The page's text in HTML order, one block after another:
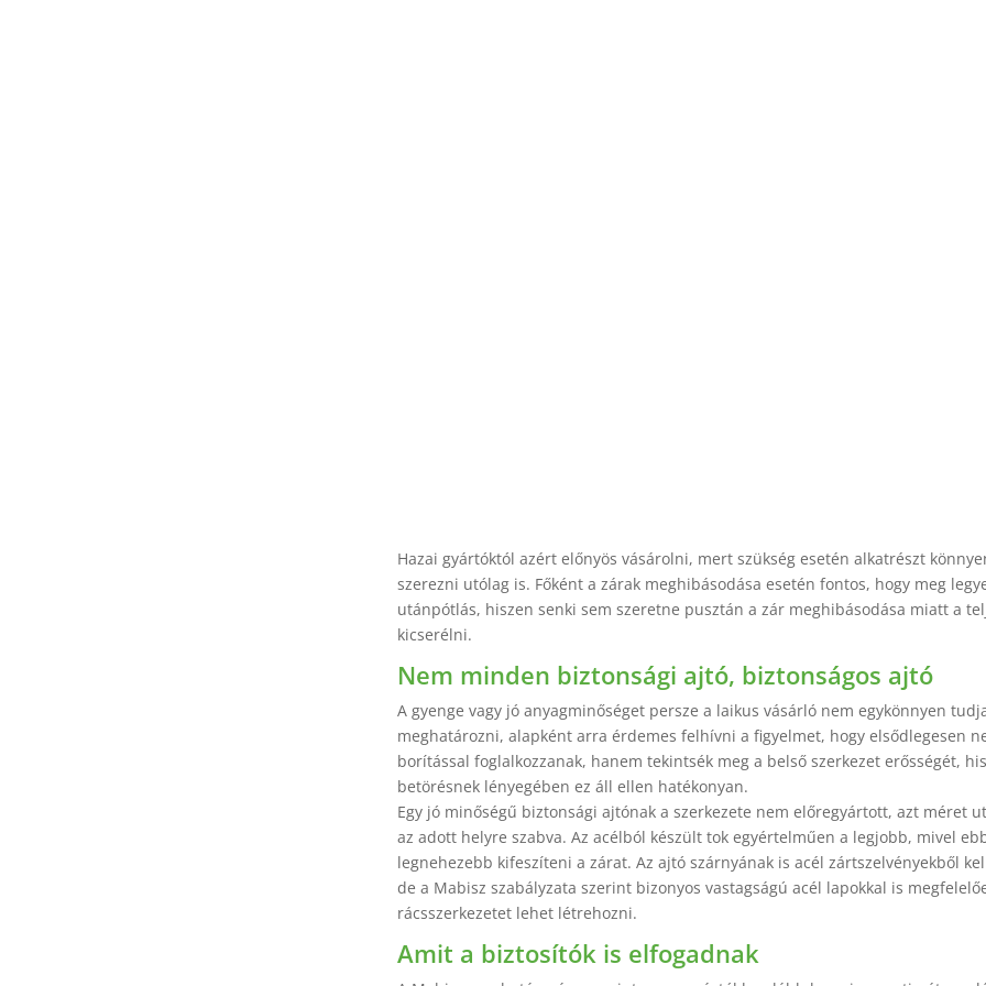
Hazai gyártóktól azért előnyös vásárolni, mert szükség esetén alkatrészt
szerezni utólag is. Főként a zárak meghibásodása esetén fontos, hogy meg
utánpótlás, hiszen senki sem szeretne pusztán a zár meghibásodása miatt a
kicserélni.
Nem minden biztonsági ajtó, biztonságos ajtó
A gyenge vagy jó anyagminőséget persze a laikus vásárló nem egykönnyen
meghatározni, alapként arra érdemes felhívni a figyelmet, hogy elsődlegesen
borítással foglalkozzanak, hanem tekintsék meg a belső szerkezet erősségét,
betörésnek lényegében ez áll ellen hatékonyan.
Egy jó minőségű biztonsági ajtónak a szerkezete nem előregyártott, azt méret
az adott helyre szabva. Az acélból készült tok egyértelműen a legjobb, mivel
legnehezebb kifeszíteni a zárat. Az ajtó szárnyának is acél zártszelvényekből
de a Mabisz szabályzata szerint bizonyos vastagságú acél lapokkal is
rácsszerkezetet lehet létrehozni.
Amit a biztosítók is elfogadnak